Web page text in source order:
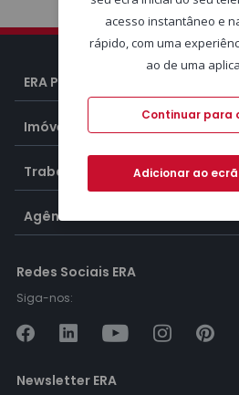
ERA Portugal
Imóveis
Trabalhar na ERA
Agências ERA
Redes Sociais ERA
Siga-nos:
Newsletter ERA
acesso instantâneo e
rápido, com uma
ao de uma
Continuar para
Adicionar ao